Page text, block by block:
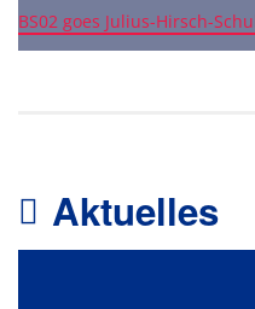
BS02 goes Julius-Hirsch-
Aktuelles